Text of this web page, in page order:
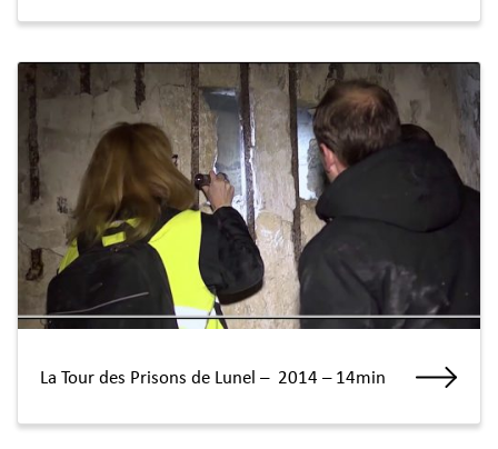
La Tour des Prisons de Lunel – 2014 – 14min